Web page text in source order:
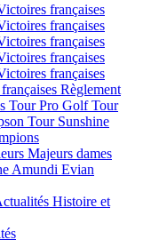
françaises
françaises
françaises
françaises
françaises
Règlement
TourPro Golf Tour
Tour Sunshine
Majeurs dames
Amundi Evian
Histoire et